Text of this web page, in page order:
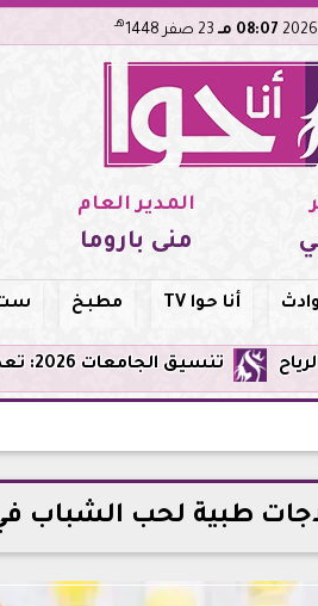
08:07 مـ هـ
المدير العام
منى باروما
أنا حوا TV مطبخ
9 أغسطس.. اعرف القواعد والمواعيد والنصائح قبل غلق التسجيل
طبية لحب الشباب